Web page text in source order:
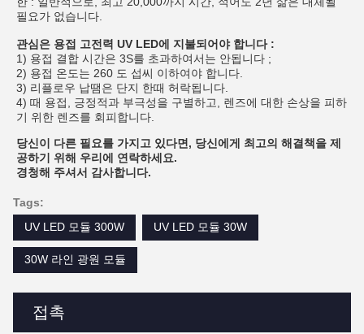
접촉
필요가 없습니다.
관심은 용접 고전력 UV LED에 지불되어야 합니다 :
1) 용접 결합 시간은 3S를 초과하여서는 안됩니다 ;
2) 용접 온도는 260 도 섭씨 이하여야 합니다.
3) 리플로우 납땜은 단지 한때 허락됩니다.
4) 때 용접, 긍정적과 부극성을 구별하고, 렌즈에 대한 손상을 피하
기 위한 렌즈를 회피합니다.
당신이 다른 필요를 가지고 있다면, 당신에게 최고의 해결책을 제
공하기 위해 우리에 연락하세요.
경청해 주셔서 감사합니다.
Tags:
UV LED 모듈 300W
UV LED 모듈 30W
30W 라인 광원 모듈